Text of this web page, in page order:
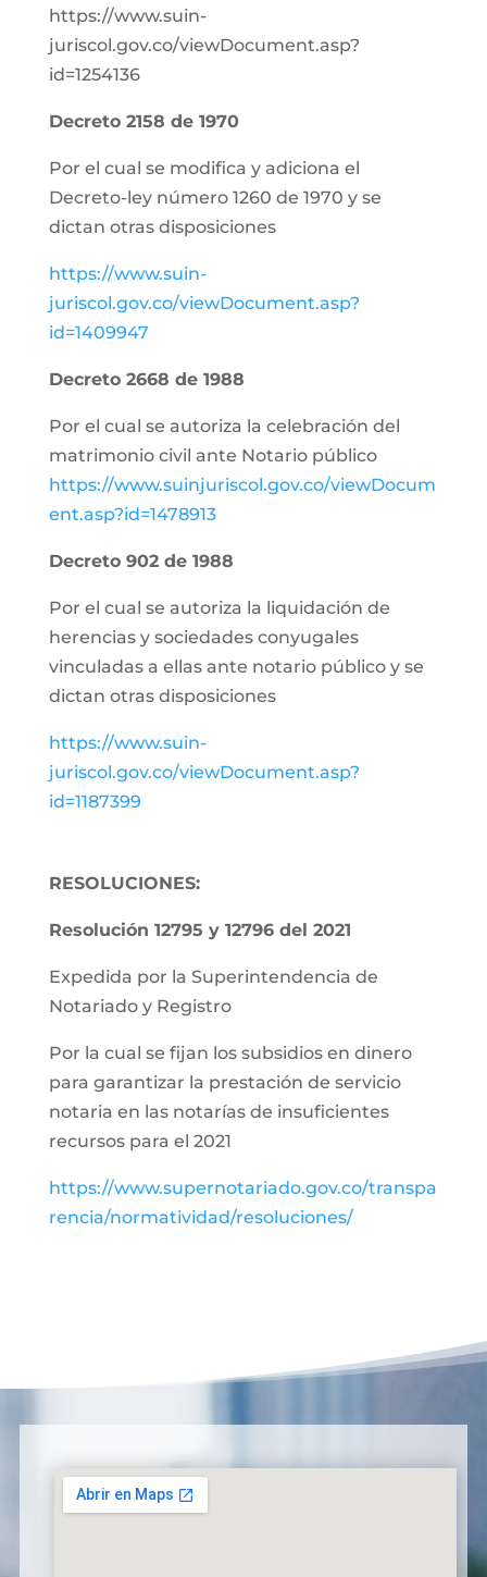
https://www.suin-
juriscol.gov.co/viewDocument.asp?
id=1254136
Decreto 2158 de 1970
Por el cual se modifica y adiciona el
Decreto-ley número 1260 de 1970 y se
dictan otras disposiciones
https://www.suin-
juriscol.gov.co/viewDocument.asp?
id=1409947
Decreto 2668 de 1988
Por el cual se autoriza la celebración del
matrimonio civil ante Notario público
https://www.suinjuriscol.gov.co/viewDocum
ent.asp?id=1478913
Decreto 902 de 1988
Por el cual se autoriza la liquidación de
herencias y sociedades conyugales
vinculadas a ellas ante notario público y se
dictan otras disposiciones
https://www.suin-
juriscol.gov.co/viewDocument.asp?
id=1187399
RESOLUCIONES:
Resolución 12795 y 12796 del 2021
Expedida por la Superintendencia de
Notariado y Registro
Por la cual se fijan los subsidios en dinero
para garantizar la prestación de servicio
notaria en las notarías de insuficientes
recursos para el 2021
https://www.supernotariado.gov.co/transpa
rencia/normatividad/resoluciones/